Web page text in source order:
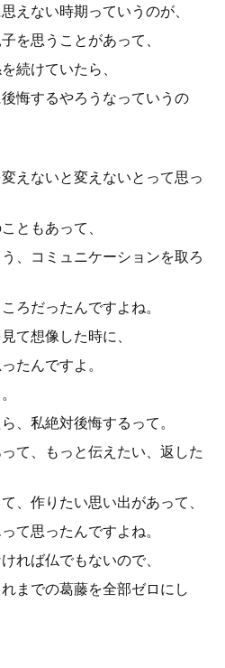
えない時期っていうのが、
を思うことがあって、
続けていたら、
悔するやろうなっていうの
えないと変えないとって思っ
ともあって、
、コミュニケーションを取ろ
ろだったんですよね。
て想像した時に、
たんですよ。
、私絶対後悔するって。
て、もっと伝えたい、返した
、作りたい思い出があって、
て思ったんですよね。
れば仏でもないので、
までの葛藤を全部ゼロにし